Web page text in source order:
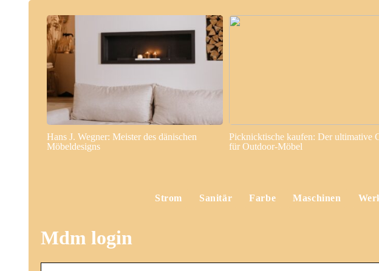
Hans J. Wegner: Meister des dänischen
Möbeldesigns
Picknicktische kaufen: Der ultimative
für Outdoor-Möbel
Strom Sanitär Farbe Maschinen
Mdm login